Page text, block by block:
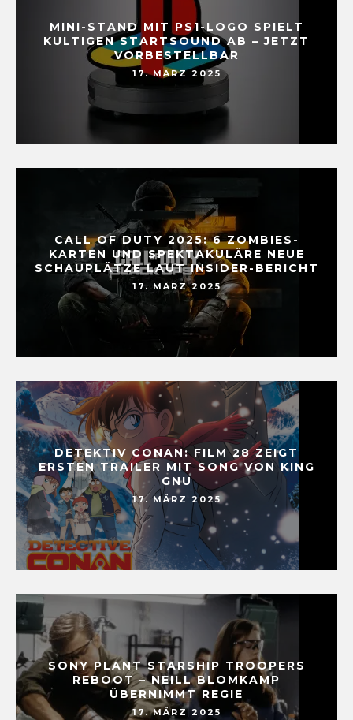
MINI-STAND MIT PS1-LOGO SPIELT
KULTIGEN STARTSOUND AB – JETZT
VORBESTELLBAR
17. MÄRZ 2025
CALL OF DUTY 2025: 6 ZOMBIES-
KARTEN UND SPEKTAKULÄRE NEUE
SCHAUPLÄTZE LAUT INSIDER-BERICHT
17. MÄRZ 2025
DETEKTIV CONAN: FILM 28 ZEIGT
ERSTEN TRAILER MIT SONG VON KING
GNU
17. MÄRZ 2025
SONY PLANT STARSHIP TROOPERS
REBOOT – NEILL BLOMKAMP
ÜBERNIMMT REGIE
17. MÄRZ 2025